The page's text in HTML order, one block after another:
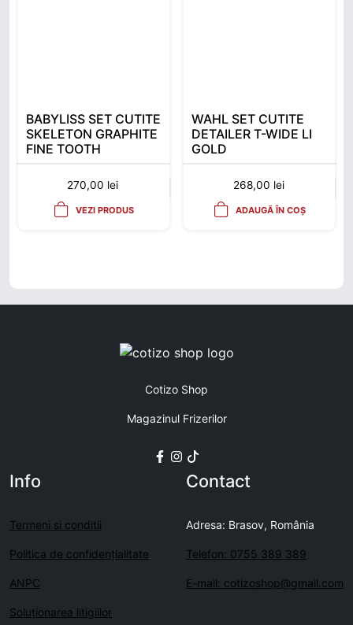
BABYLISS SET CUTITE
SKELETON GRAPHITE
FINE TOOTH
270,00 lei
VEZI PRODUS
WAHL SET CUTITE
DETAILER T-WIDE LI
GOLD
268,00 lei
ADAUGĂ ÎN COȘ
Cotizo Shop
Magazinul Frizerilor
Info
Termeni si conditii
Politica de confidenţialitate
ANPC
Soluționarea litigiilor
Contact
Adresa: Brasov, România
Telefon: 0755 389 389
E-mail: cotizoshop@gmail.com